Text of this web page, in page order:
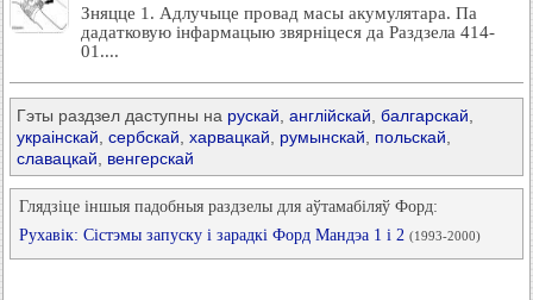
Зняцце 1. Адлучыце провад масы акумулятара. Па
дадатковую інфармацыю звярніцеся да Раздзела 414-
01....
Гэты раздзел даступны на рускай англійскай балгарскай
украінскай сербскай харвацкай румынскай польскай
славацкай
венгерскай
Глядзіце іншыя падобныя раздзелы для аўтамабіляў Форд:
Рухавік: Сістэмы запуску і зарадкі Форд Мандэа 1 і 2 (1993-2000)